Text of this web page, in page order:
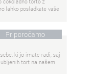
lahko posladkate vaše
Priporočamo
ki jo imate radi, saj
tort na našem